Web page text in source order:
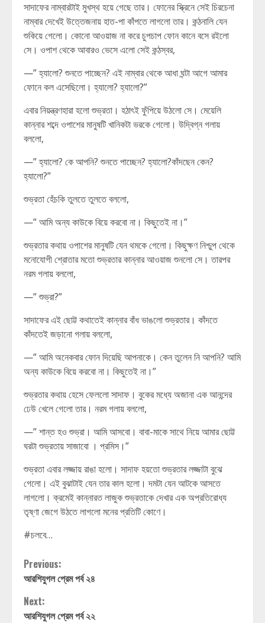
সাদাফের নাম্বারটাই মুখস্থ হয়ে গেছে তার। ফোনের স্ক্রিনে সেই চিরচেনা
নাম্বার দেখেই উত্তেজনায় হাত-পা কাঁপতে লাগলো তার। কন্ঠনালি যেন
শুকিয়ে গেলো। কোনো আওয়াজ না করে চুপচাপ ফোন কানে বসে রইলো
সে। ওপাশ থেকে আবারও ভেসে এলো সেই কন্ঠস্বর,
—” হ্যালো? শুনতে পাচ্ছেন? এই নাম্বার থেকে আধা ঘন্টা আগে আমার
ফোনে কল এসেছিলো। হ্যালো? হ্যালো?”
এবার নিয়ন্ত্রণহারা হলো শুভ্রতা। হঠাৎই ফুঁপিয়ে উঠলো সে। মেয়েলি
কান্নার শব্দে ওপাশের মানুষটি খানিকটা ভরকে গেলো। উদ্বিগ্ন গলায়
বললো,
—” হ্যালো? কে আপনি? শুনতে পাচ্ছেন? হ্যালো?কাঁদছেন কেন?
হ্যালো?”
শুভ্রতা হেঁচকি তুলতে তুলতে বললো,
—” আমি অন্য কাউকে বিয়ে করবো না। কিছুতেই না।”
শুভ্রতার কথায় ওপাশের মানুষটি যেন থমকে গেলো। কিছুক্ষণ নিশ্চুপ থেকে
মনোযোগী শ্রোতার মতো শুভ্রতার কান্নার আওয়াজ শুনলো সে। তারপর
নরম গলায় বললো,
—” শুভ্রা?”
সাদাফের এই ছোট্ট কথাতেই কান্নার বাঁধ ভাঙলো শুভ্রতার। কাঁদতে
কাঁদতেই জড়ানো গলায় বললো,
—” আমি অনেকবার ফোন দিয়েছি আপনাকে। কেন তুলেন নি আপনি? আমি
অন্য কাউকে বিয়ে করবো না। কিছুতেই না।”
শুভ্রতার কথায় হেসে ফেললো সাদাফ। বুকের মধ্যে অজানা এক আনন্দের
ঢেউ খেলে গেলো তার। নরম গলায় বললো,
—” শান্ত হও শুভ্রা। আমি আসবো। বাবা-মাকে সাথে নিয়ে আমার ছোট্ট
ঘরটা শুভ্রতায় সাজাবো । প্রমিস।”
শুভ্রতা এবার লজ্জায় রাঙা হলো। সাদাফ হয়তো শুভ্রতার লজ্জাটা বুঝে
গেলো। এই বুঝাটাই যেন তার কাল হলো। দমটা যেন আটকে আসতে
লাগলো। ক্রমেই কান্নারত লাজুক শুভ্রতাকে দেখার এক অপ্রতিরোধ্য
তৃষ্ণা জেগে উঠতে লাগলো মনের প্রতিটি কোণে।
#চলবে…
Continue
Reading
Previous:
আরশিযুগল প্রেম পর্ব ২৪
Next:
আরশিযুগল প্রেম পর্ব ২২